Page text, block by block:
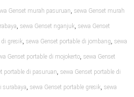
Genset murah pasuruan, sewa Genset murah
, sewa Genset nganjuk, sewa Genset
di gresik, sewa Genset portable di jombang, sewa
Genset portable di mojokerto, sewa Genset
portable di pasuruan, sewa Genset portable di
surabaya, sewa Genset portable gresik, sewa